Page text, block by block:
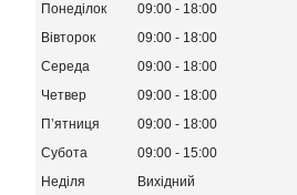
Понеділок 09:00
18:00
Вівторок
09:00
18:00
Середа
09:00
18:00
Четвер
09:00
18:00
Пʼятниця
09:00
18:00
Субота
09:00
15:00
Неділя
Вихідний